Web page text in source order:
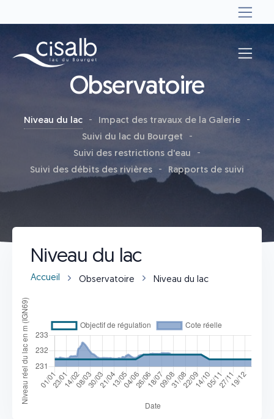
Observatoire
Niveau du lac
Impact des travaux de la Galerie
Suivi du lac du Bourget
Suivi des restrictions d'eau
Suivi des débits des rivières
Rapports de suivi
Niveau du lac
Accueil Observatoire Niveau du lac